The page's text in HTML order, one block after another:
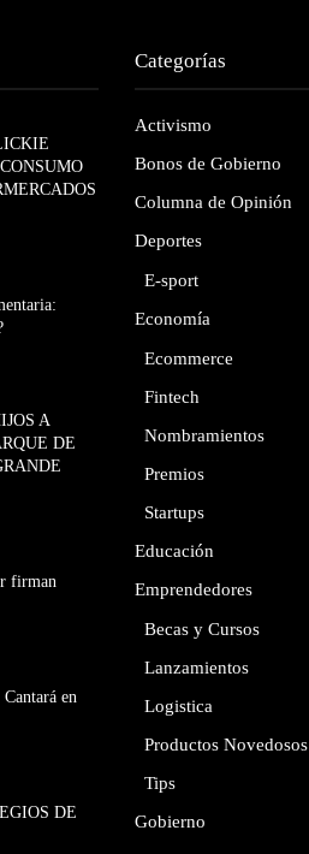
A
DE
firman
en
DE
Categorías
Activismo
Bonos de Gobierno
Columna de Opinión
Deportes
E-sport
Economía
Ecommerce
Fintech
Nombramientos
Premios
Startups
Educación
Emprendedores
Becas y Cursos
Lanzamientos
Logistica
Productos Novedosos
Tips
Gobierno